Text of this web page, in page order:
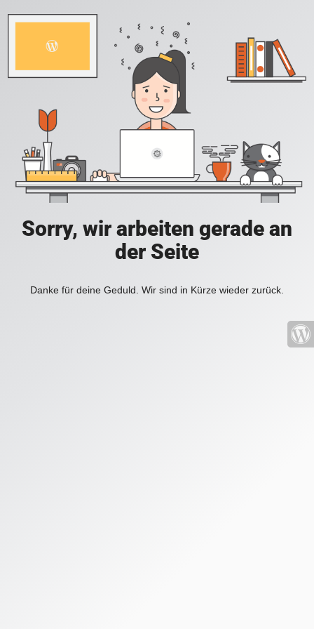
Sorry, wir arbeiten gerade an
der Seite
Danke für deine Geduld. Wir sind in Kürze wieder zurück.